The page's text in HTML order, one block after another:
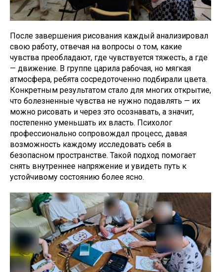
После завершения рисования каждый анализировал
свою работу, отвечая на вопросы о том, какие
чувства преобладают, где чувствуется тяжесть, а где
— движение. В группе царила рабочая, но мягкая
атмосфера, ребята сосредоточенно подбирали цвета.
Конкретным результатом стало для многих открытие,
что болезненные чувства не нужно подавлять — их
можно рисовать и через это осознавать, а значит,
постепенно уменьшать их власть. Психолог
профессионально сопровождал процесс, давая
возможность каждому исследовать себя в
безопасном пространстве. Такой подход помогает
снять внутреннее напряжение и увидеть путь к
устойчивому состоянию более ясно.